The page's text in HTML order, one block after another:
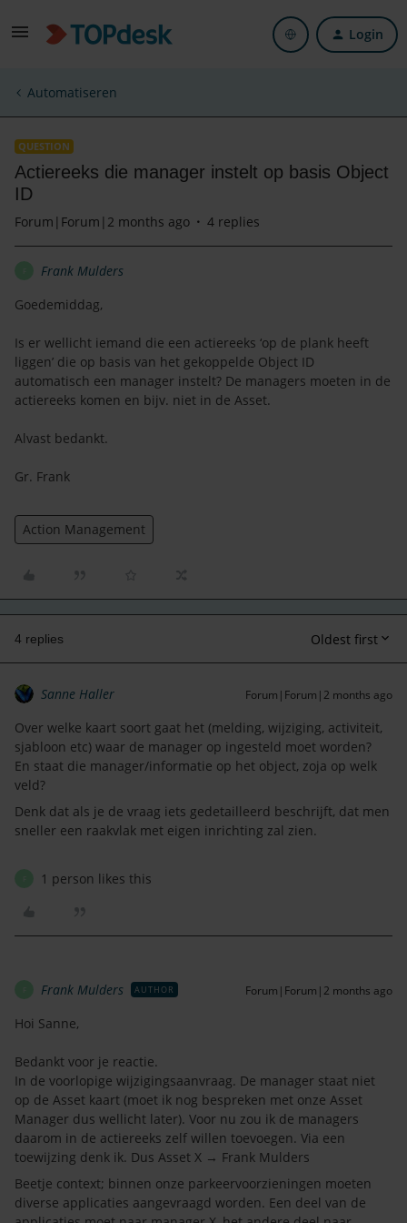
Login
Automatiseren
QUESTION
Actiereeks die manager instelt op basis Object
ID
Forum|Forum|2 months ago 4 replies
Frank Mulders
Goedemiddag,
Is er wellicht iemand die een actiereeks ‘op de plank heeft
liggen’ die op basis van het gekoppelde Object ID
automatisch een manager instelt? De managers moeten in de
actiereeks komen en bijv. niet in de Asset.
Alvast bedankt.
Gr. Frank
Action Management
4 replies Oldest first
Sanne Haller Forum|Forum|2 months ago
Over welke kaart soort gaat het (melding, wijziging, activiteit,
sjabloon etc) waar de manager op ingesteld moet worden?
En staat die manager/informatie op het object, zoja op welk
veld?
Denk dat als je de vraag iets gedetailleerd beschrijft, dat men
sneller een raakvlak met eigen inrichting zal zien.
1 person likes this
Frank Mulders AUTHOR Forum|Forum|2 months ago
Hoi Sanne,
Bedankt voor je reactie.
In de voorlopige wijzigingsaanvraag. De manager staat niet
op de Asset kaart (moet ik nog bespreken met onze Asset
Manager dus wellicht later). Voor nu zou ik de managers
daarom in de actiereeks zelf willen toevoegen. Via een
toewijzing denk ik. Dus Asset X → Frank Mulders
Beetje context; binnen onze parkeervoorzieningen moeten
diverse applicaties aangevraagd worden. Een deel van de